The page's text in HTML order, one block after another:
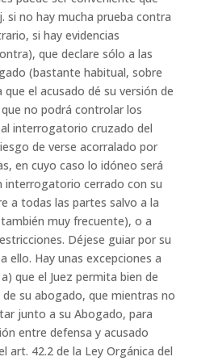
si no hay mucha prueba contra
si hay evidencias
que declare sólo a las
(bastante habitual, sobre
el acusado dé su versión de
no podrá controlar los
interrogatorio cruzado del
de verse acorralado por
en cuyo caso lo idóneo será
interrogatorio cerrado con su
a todas las partes salvo a la
muy frecuente), o a
Déjese guiar por su
ello. Hay unas excepciones a
que el Juez permita bien de
su abogado, que mientras no
junto a su Abogado, para
entre defensa y acusado
art. 42.2 de la Ley Orgánica del